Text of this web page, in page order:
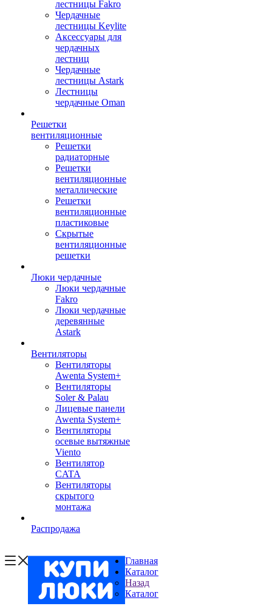
лестницы Fakro
Чердачные
лестницы Keylite
Аксессуары для
чердачных
лестниц
Чердачные
лестницы Astark
Лестницы
чердачные Oman
Решетки
вентиляционные
Решетки
радиаторные
Решетки
вентиляционные
металлические
Решетки
вентиляционные
пластиковые
Скрытые
вентиляционные
решетки
Люки чердачные
Люки чердачные
Fakro
Люки чердачные
деревянные
Astark
Вентиляторы
Вентиляторы
Awenta System+
Вентиляторы
Soler & Palau
Лицевые панели
Awenta System+
Вентиляторы
осевые вытяжные
Viento
Вентилятор
CATA
Вентиляторы
скрытого
монтажа
Распродажа
Главная
Каталог
Назад
Каталог